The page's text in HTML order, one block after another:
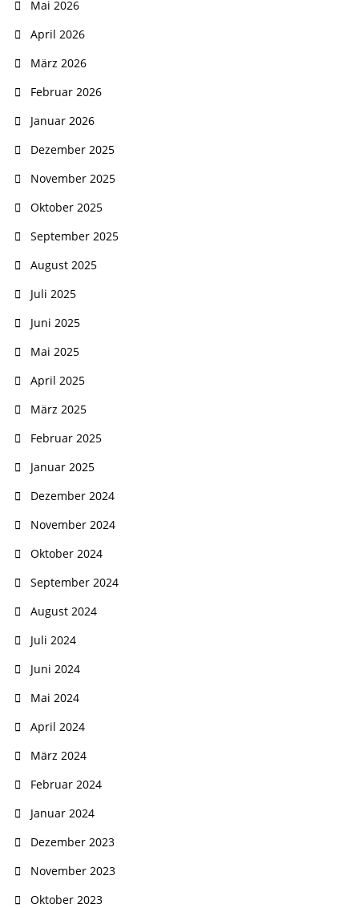
Mai 2026
April 2026
März 2026
Februar 2026
Januar 2026
Dezember 2025
November 2025
Oktober 2025
September 2025
August 2025
Juli 2025
Juni 2025
Mai 2025
April 2025
März 2025
Februar 2025
Januar 2025
Dezember 2024
November 2024
Oktober 2024
September 2024
August 2024
Juli 2024
Juni 2024
Mai 2024
April 2024
März 2024
Februar 2024
Januar 2024
Dezember 2023
November 2023
Oktober 2023